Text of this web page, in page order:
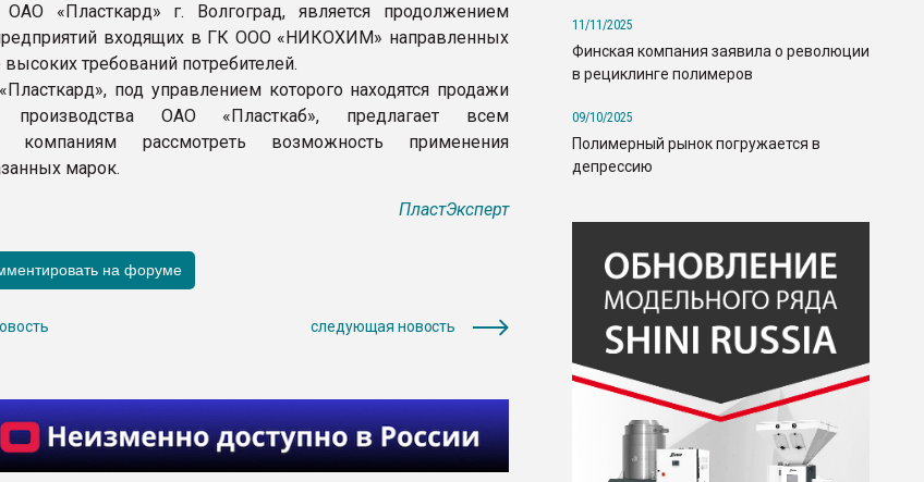
«Пласткард» г. Волгоград, является продолжением
входящих в ГК ООО «НИКОХИМ» направленных
требований потребителей.
под управлением которого находятся продажи
производства ОАО «Пласткаб», предлагает всем
компаниям рассмотреть возможность применения
марок.
ПластЭксперт
следующая новость
11/11/2025
Финская компания заявила о революции
в рециклинге полимеров
09/10/2025
Полимерный рынок погружается в
депрессию